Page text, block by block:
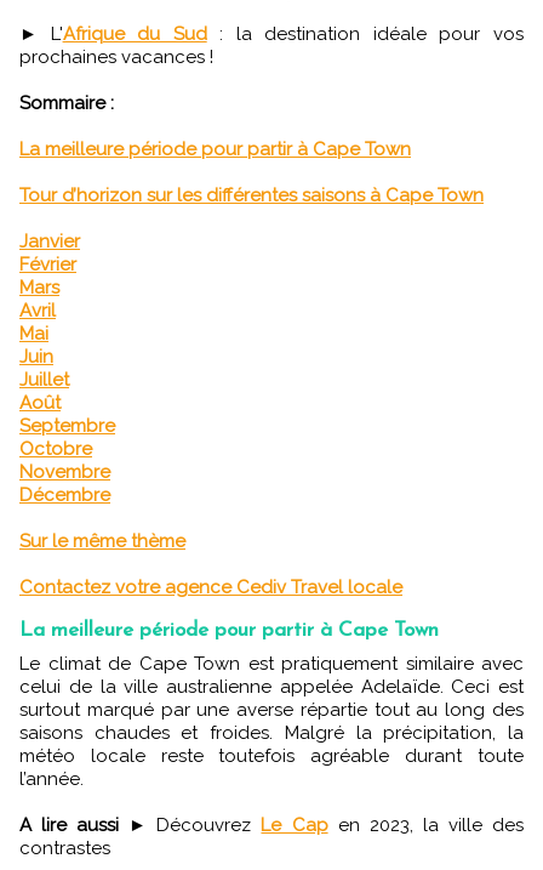
► L'Afrique du Sud: la destination idéale pour vos
prochaines vacances !
Sommaire :
La meilleure période pour partir à Cape Town
Tour d’horizon sur les différentes saisons à Cape Town
Janvier
Février
Mars
Avril
Mai
Juin
Juillet
Août
Septembre
Octobre
Novembre
Décembre
Sur le même thème
Contactez votre agence Cediv Travel locale
La meilleure période pour partir à Cape Town
Le climat de Cape Town est pratiquement similaire avec
celui de la ville australienne appelée Adelaïde. Ceci est
surtout marqué par une averse répartie tout au long des
saisons chaudes et froides. Malgré la précipitation, la
météo locale reste toutefois agréable durant toute
l’année.
A lire aussi ► Découvrez Le Capen 2023, la ville des
contrastes